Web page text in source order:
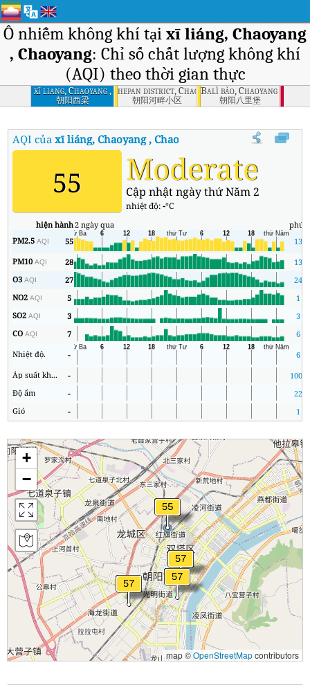
Ô nhiễm không khí tại xī liáng, Chaoyang
, Chaoyang: Chỉ số chất lượng không khí
(AQI) theo thời gian thực
xī liang, Chaoyang ,
Chaoyang
朝阳西梁
hepan district, Chaoyang , Chaoyang
朝阳河畔小区
Balǐ bǎo, Chaoyang ,
朝阳八里堡
AQI củaxī liáng, Chaoyang , Chaoyang Chỉ số chất lượng
55 Moderate
Cập nhật ngày thứ Năm 2
nhiệt độ:-°C
hiện hành2 ngày qua phút
PM2.5AQI 55
13
PM10AQI 28
13
O3AQI 27
24
NO2AQI 5
1
SO2AQI 3
3
COAQI 7
6
Nhiệt độ.
-
6
Áp suất không khí
-
1001
Độ ẩm
-
22
Gió
- 1
+
−
map ©OpenStreetMapcontributors